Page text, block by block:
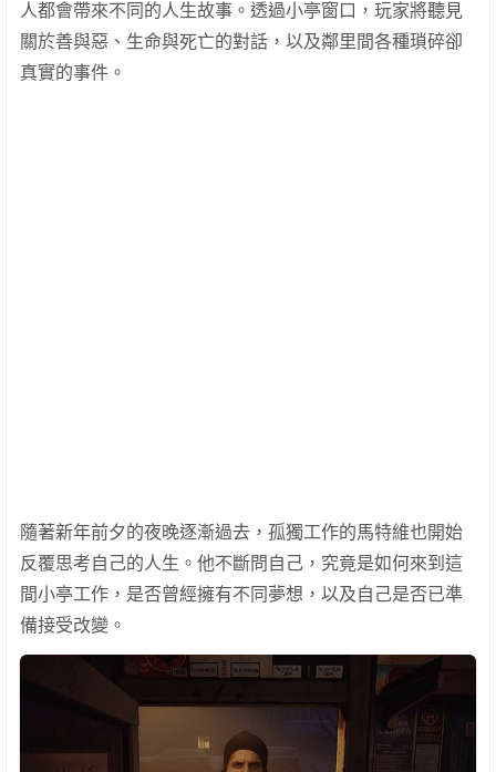
人都會帶來不同的人生故事。透過小亭窗口，玩家將聽見
關於善與惡、生命與死亡的對話，以及鄰里間各種瑣碎卻
真實的事件。
隨著新年前夕的夜晚逐漸過去，孤獨工作的馬特維也開始
反覆思考自己的人生。他不斷問自己，究竟是如何來到這
間小亭工作，是否曾經擁有不同夢想，以及自己是否已準
備接受改變。